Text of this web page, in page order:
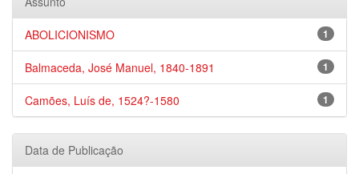
1
ABOLICIONISMO
1
Balmaceda, José Manuel, 1840-1891
1
Camões, Luís de, 1524?-1580
Data de Publicação